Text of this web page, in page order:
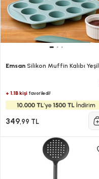
Emsan Silikon Muffin Kalıbı Yeşil
+ 1.1B kişi favoriledi!
349,99 TL